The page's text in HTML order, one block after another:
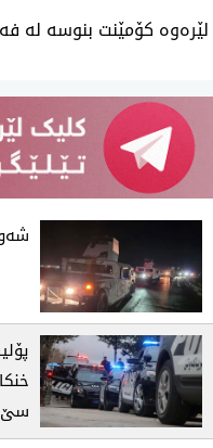
لێرەوە کۆمێنت بنوسە لە
سێ